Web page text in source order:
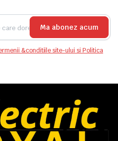
Ma abonez acum
&conditiile site-ului si Politica